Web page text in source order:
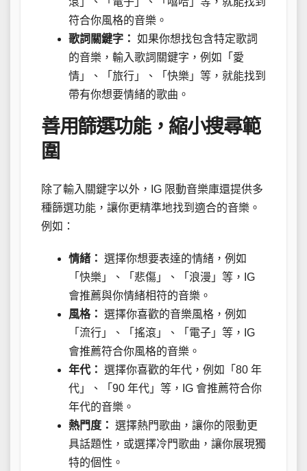
符合你風格的音樂。
歌詞關鍵字： 如果你想找包含特定歌詞
的音樂，輸入歌詞關鍵字，例如「愛
情」、「旅行」、「快樂」等，就能找到
帶有你想要情緒的歌曲。
善用篩選功能，縮小搜尋範
圍
除了輸入關鍵字以外，IG 限動音樂庫還提供多
種篩選功能，讓你更精準地找到適合的音樂。
例如：
情緒： 選擇你想要表達的情緒，例如
「快樂」、「悲傷」、「浪漫」等，IG
會推薦與你情緒相符的音樂。
風格： 選擇你喜歡的音樂風格，例如
「流行」、「搖滾」、「電子」等，IG
會推薦符合你風格的音樂。
年代： 選擇你喜歡的年代，例如「80 年
代」、「90 年代」等，IG 會推薦符合你
年代的音樂。
熱門度： 選擇熱門歌曲，讓你的限動更
具話題性，或選擇冷門歌曲，讓你展現獨
特的個性。